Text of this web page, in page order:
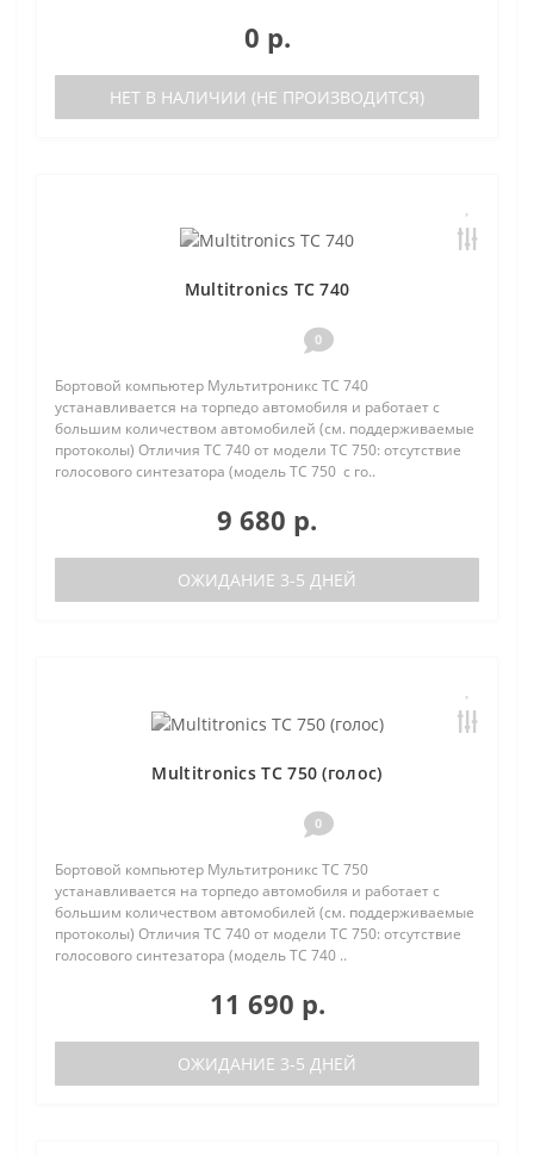
0 р.
НЕТ В НАЛИЧИИ (НЕ ПРОИЗВОДИТСЯ)
Multitronics TC 740
0
Бортовой компьютер Мультитроникс TC 740
устанавливается на торпедо автомобиля и работает с
большим количеством автомобилей (см. поддерживаемые
протоколы) Отличия TC 740 от модели TC 750: отсутствие
голосового синтезатора (модель TC 750 с го..
9 680 р.
ОЖИДАНИЕ 3-5 ДНЕЙ
Multitronics TC 750 (голос)
0
Бортовой компьютер Мультитроникс TC 750
устанавливается на торпедо автомобиля и работает с
большим количеством автомобилей (см. поддерживаемые
протоколы) Отличия TC 740 от модели TC 750: отсутствие
голосового синтезатора (модель TC 740 ..
11 690 р.
ОЖИДАНИЕ 3-5 ДНЕЙ